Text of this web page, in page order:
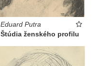
Eduard Putra
Štúdia ženského profilu